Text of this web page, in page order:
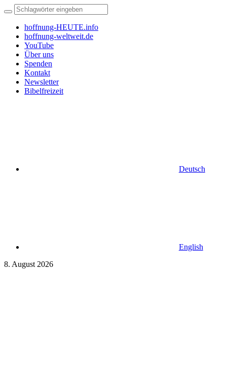
hoffnung-HEUTE.info
hoffnung-weltweit.de
YouTube
Über uns
Spenden
Kontakt
Newsletter
Bibelfreizeit
Deutsch
English
8. August 2026